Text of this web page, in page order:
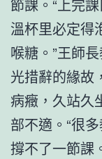
節課。“上完
溫杯里必定得
喉糖。”王師
光措辭的緣故
病癥，久站久
部不適。“很
撐不了一節課